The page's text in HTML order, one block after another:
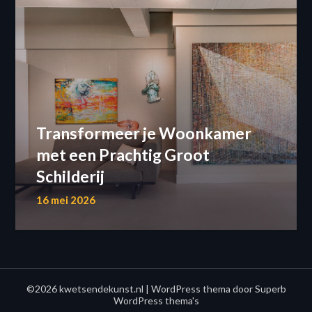
Transformeer je Woonkamer
met een Prachtig Groot
Schilderij
16 mei 2026
©2026 kwetsendekunst.nl | WordPress thema doorSuperb
WordPress thema's